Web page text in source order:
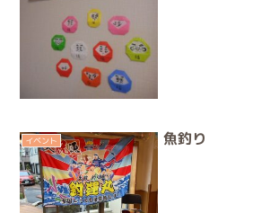
イベント 魚釣り